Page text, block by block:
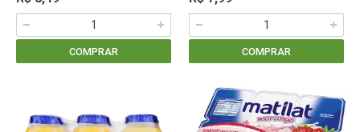
COMPRAR COMPRAR